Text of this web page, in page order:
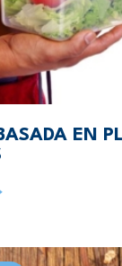
EN